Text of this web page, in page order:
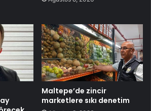
Maltepe’de zincir
marketlere sıkı denetim